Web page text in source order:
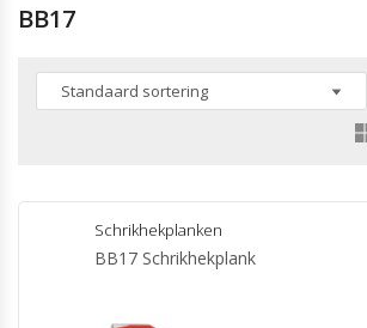
BB17
Schrikhekplanken
BB17 Schrikhekplank